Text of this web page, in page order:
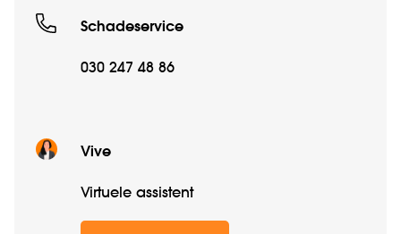
Schadeservice
030 247 48 86
Vive
Virtuele assistent